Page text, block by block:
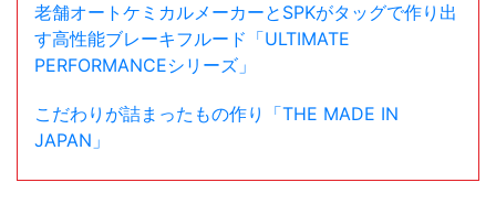
老舗オートケミカルメーカーとSPKがタッグで作り出
す高性能ブレーキフルード「ULTIMATE
PERFORMANCEシリーズ」
こだわりが詰まったもの作り「THE MADE IN
JAPAN」